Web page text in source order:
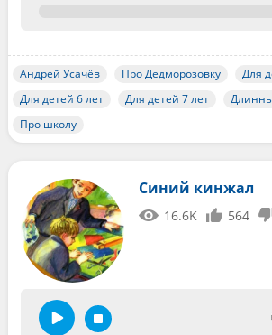
Андрей Усачёв Про Дедморозовку
Для
Для детей 6 лет
Для детей 7 лет
Про школу
Синий кинжал
16.6K 564